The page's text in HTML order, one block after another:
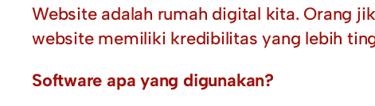
Website adalah rumah digital kita. Orang
website memiliki kredibilitas yang lebih
Software apa yang digunakan?